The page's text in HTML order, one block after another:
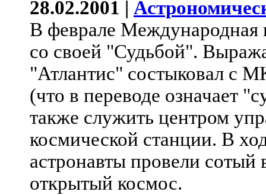
28.02.2001 |
В феврале Международная
со своей "Судьбой".
"Атлантис" состыковал с
(что в переводе означает
также служить центром
космической станции. В
астронавты провели
открытый космос.